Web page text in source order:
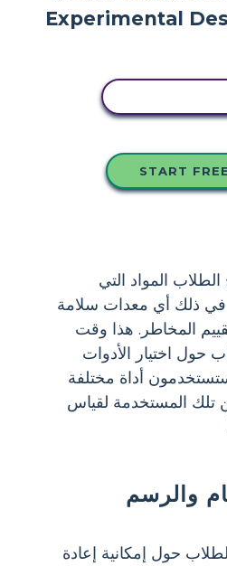
START
المواد التي
في ذلك أي معدات سلامة
المخاطر. هذا وقت
حول اختيار الأدوات
أداة مختلفة
المستخدمة لقياس
والرسم
حول إمكانية إعادة